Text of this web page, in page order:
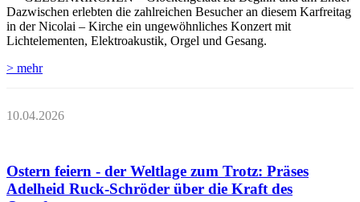
Dazwischen erlebten die zahlreichen Besucher an diesem Karfreitag
in der Nicolai – Kirche ein ungewöhnliches Konzert mit
Lichtelementen, Elektroakustik, Orgel und Gesang.
> mehr
10.04.2026
Ostern feiern - der Weltlage zum Trotz: Präses
Adelheid Ruck-Schröder über die Kraft des